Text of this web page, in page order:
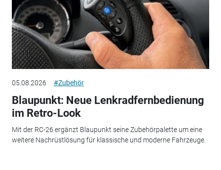
05.08.2026 #Zubehör
Blaupunkt: Neue Lenkradfernbedienung
im Retro-Look
Mit der RC-26 ergänzt Blaupunkt seine Zubehörpalette um eine
weitere Nachrüstlösung für klassische und moderne Fahrzeuge.